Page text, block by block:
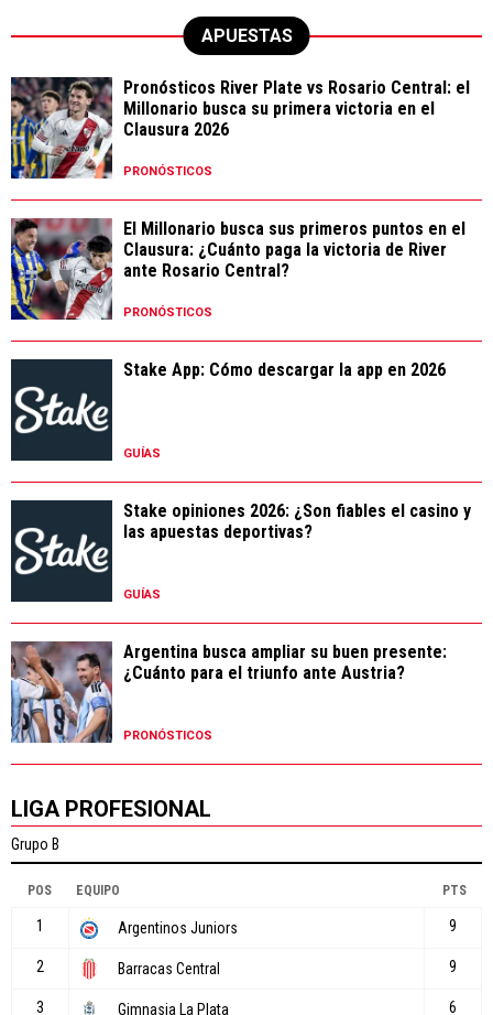
APUESTAS
Pronósticos River Plate vs Rosario Central: el
Millonario busca su primera victoria en el
Clausura 2026
PRONÓSTICOS
El Millonario busca sus primeros puntos en el
Clausura: ¿Cuánto paga la victoria de River
ante Rosario Central?
PRONÓSTICOS
Stake App: Cómo descargar la app en 2026
GUÍAS
Stake opiniones 2026: ¿Son fiables el casino y
las apuestas deportivas?
GUÍAS
Argentina busca ampliar su buen presente:
¿Cuánto para el triunfo ante Austria?
PRONÓSTICOS
LIGA PROFESIONAL